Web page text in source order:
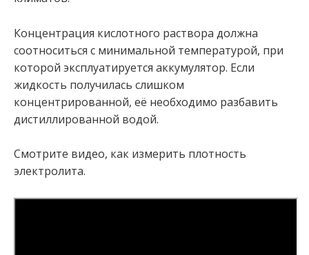
Концентрация кислотного раствора должна
соотноситься с минимальной температурой, при
которой эксплуатируется аккумулятор. Если
жидкость получилась слишком
концентрированной, её необходимо разбавить
дистиллированной водой.
Смотрите видео, как измерить плотность
электролита.